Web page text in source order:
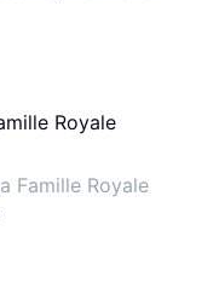
Famille Royale